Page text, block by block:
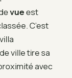
vueest
C’est
ville tire sa
avec